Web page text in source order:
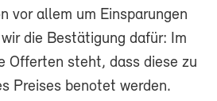
vor allem um Einsparungen
die Bestätigung dafür: Im
Offerten steht, dass diese zu
Preises benotet werden.